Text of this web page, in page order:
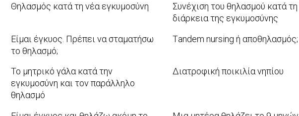
08-
Θηλασμός κατά τη νέα εγκυμοσύνη
03-
05
Συνέχιση του θηλασμού κατά τη
διάρκεια της εγκυμοσύνης
01-
Είμαι έγκυος. Πρέπει να σταματήσω
το θηλασμό;
10-
18
Τandem nursing ή αποθηλασμός;
07-
Το μητρικό γάλα κατά την
εγκυμοσύνη και τον παράλληλο
θηλασμό
Διατροφική ποικιλία νηπίου